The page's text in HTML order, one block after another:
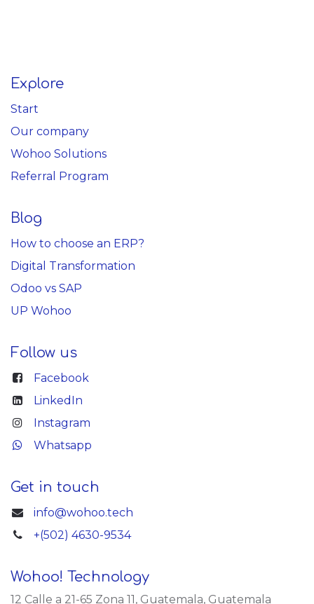
Explore
Start
Our company
Wohoo Solutions
Referral Program
Blog
How to choose an ERP?
Digital Transformation
Odoo vs SAP
UP Wohoo
Follow us
Facebook
LinkedIn
Instagram
Whatsapp
Get in touch
info@wohoo.tech
+(502) 4630-9534
Wohoo! Technology
12 Calle a 21-65 Zona 11, Guatemala, Guatemala